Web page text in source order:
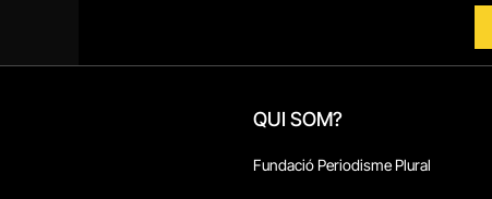
QUI SOM?
Fundació Periodisme Plural